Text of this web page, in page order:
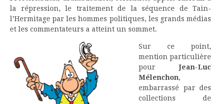
la répression, le traitement de la séquence de Tain-
l’Hermitage par les hommes politiques, les grands médias
et les commentateurs a atteint un sommet.
Sur ce point,
mention particulière
pourJean-Luc
Mélenchon,
embarrassé par des
collections de